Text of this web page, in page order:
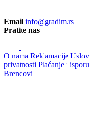
Email info@gradim.rs
Pratite nas
O nama Reklamacije
privatnosti Plaćanje i
Brendovi